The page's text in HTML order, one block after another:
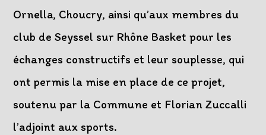
Ornella, Choucry, ainsi qu’aux membres du
club de Seyssel sur Rhône Basket pour les
échanges constructifs et leur souplesse, qui
ont permis la mise en place de ce projet,
soutenu par la Commune et Florian Zuccalli
l’adjoint aux sports.